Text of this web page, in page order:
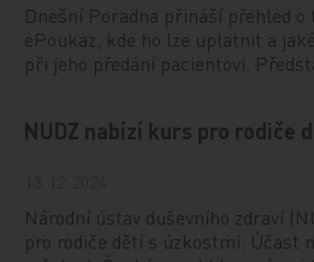
Dnešní Poradna přináší přehled o
ePoukaz, kde ho lze uplatnit a
při jeho předání pacientovi.
NUDZ nabízí kurs pro rodiče
Národní ústav duševního zdraví
pro rodiče dětí s úzkostmi. Účast